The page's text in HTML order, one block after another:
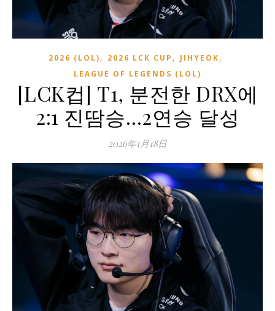
2026 (LOL), 2026 LCK CUP , JIHYEOK,
LEAGUE OF LEGENDS (LOL)
[LCK컵] T1, 분전한 DRX에
2:1 진땀승…2연승 달성
2026年1月18日